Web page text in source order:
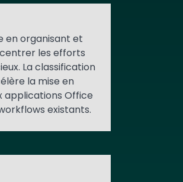
en organisant et
les efforts
La classification
la mise en
applications Office
existants.